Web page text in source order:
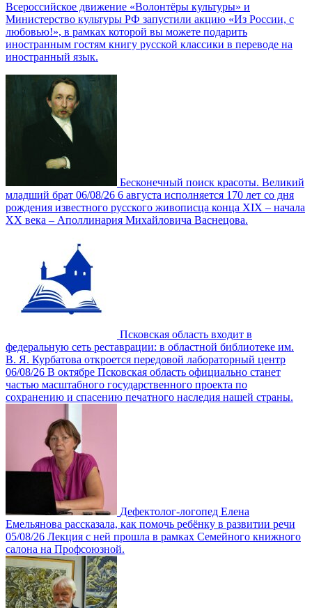
Всероссийское движение «Волонтёры культуры» и
Министерство культуры РФ запустили акцию «Из России, с
любовью!», в рамках которой вы можете подарить
иностранным гостям книгу русской классики в переводе на
иностранный язык.
Бесконечный поиск красоты. Великий
младший брат 06/08/26 6 августа исполняется 170 лет со дня
рождения известного русского живописца конца XIX – начала
XX века ‒ Аполлинария Михайловича Васнецова.
Псковская область входит в
федеральную сеть реставрации: в областной библиотеке им.
В. Я. Курбатова откроется передовой лабораторный центр
06/08/26 В октябре Псковская область официально станет
частью масштабного государственного проекта по
сохранению и спасению печатного наследия нашей страны.
Дефектолог-логопед Елена
Емельянова рассказала, как помочь ребёнку в развитии речи
05/08/26 Лекция с ней прошла в рамках Семейного книжного
салона на Профсоюзной.